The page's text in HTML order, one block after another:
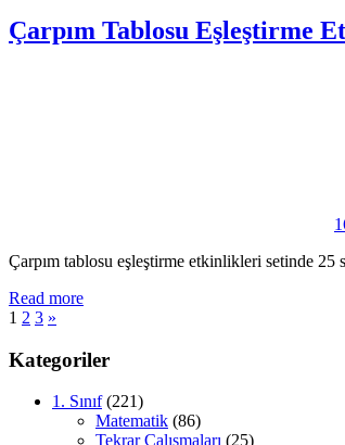
Çarpım Tablosu Eşleştirme
Çarpım tablosu eşleştirme etkinlikleri setinde 25
Read more
Yazı
sayfalaması
1 2 3 Next
»
Kategoriler
1. Sınıf(221)
Matematik (86)
Tekrar Çalışmaları (25)